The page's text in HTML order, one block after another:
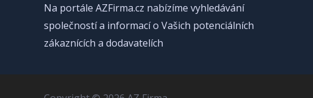
Na portále AZFirma.cz nabízíme vyhledávání
společností a informací o Vašich potenciálních
zákaznících a dodavatelích